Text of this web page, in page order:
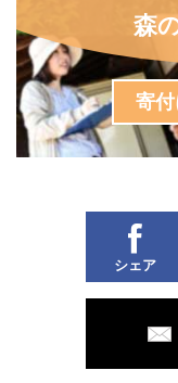
森
寄
シェア